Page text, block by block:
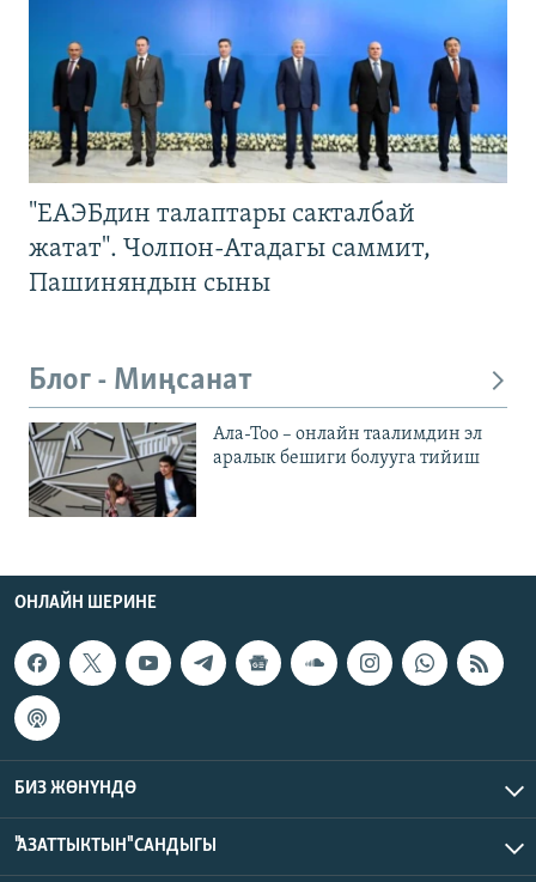
"ЕАЭБдин талаптары сакталбай
жатат". Чолпон-Атадагы саммит,
Пашиняндын сыны
Блог - Миңсанат
Ала-Тоо – онлайн таалимдин эл
аралык бешиги болууга тийиш
ОНЛАЙН ШЕРИНЕ
БИЗ ЖӨНҮНДӨ
"АЗАТТЫКТЫН" САНДЫГЫ